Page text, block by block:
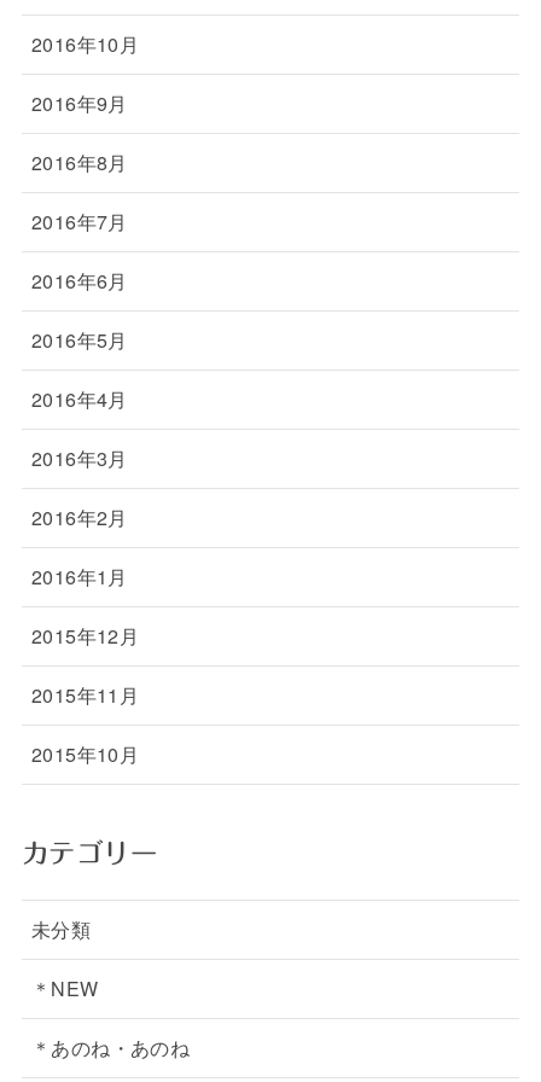
2016年10月
2016年9月
2016年8月
2016年7月
2016年6月
2016年5月
2016年4月
2016年3月
2016年2月
2016年1月
2015年12月
2015年11月
2015年10月
カテゴリー
未分類
＊NEW
＊あのね・あのね